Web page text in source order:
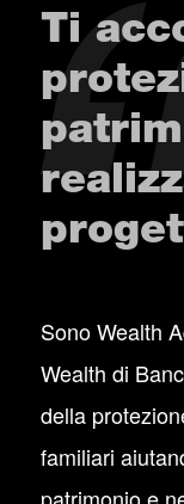
Ti
Sono Wealth
Wealth di
della
familiari